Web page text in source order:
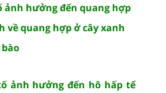
ảnh hưởng đến quang hợp
về quang hợp ở cây xanh
bào
ảnh hưởng đến hô hấp tế